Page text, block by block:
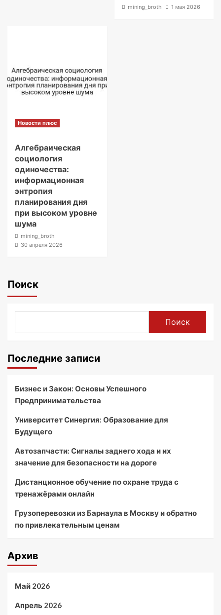
mining_broth 1 мая 2026
Новости плюс
Алгебраическая
социология
одиночества:
информационная
энтропия
планирования дня
при высоком уровне
шума
mining_broth
30 апреля 2026
Поиск
Поиск
Последние записи
Бизнес и Закон: Основы Успешного
Предпринимательства
Университет Синергия: Образование для
Будущего
Автозапчасти: Сигналы заднего хода и их
значение для безопасности на дороге
Дистанционное обучение по охране труда с
тренажёрами онлайн
Грузоперевозки из Барнаула в Москву и обратно
по привлекательным ценам
Архив
Май 2026
Апрель 2026